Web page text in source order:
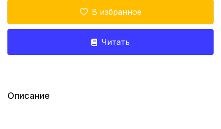
В избранное
Читать
Описание